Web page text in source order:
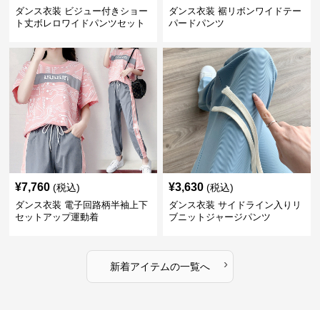
ダンス衣装 ビジュー付きショー
ト丈ボレロワイドパンツセット
ダンス衣装 裾リボンワイドテー
パードパンツ
¥7,760 (税込)
ダンス衣装 電子回路柄半袖上下
セットアップ運動着
¥3,630 (税込)
ダンス衣装 サイドライン入りリ
ブニットジャージパンツ
新着アイテムの一覧へ ›